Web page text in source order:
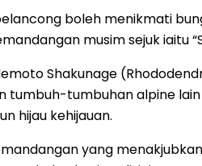
boleh menikmati
musim sejuk iaitu
Shakunage
tumbuh-tumbuhan alpine
hijau kehijauan.
yang